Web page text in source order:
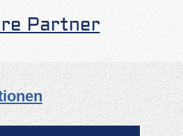
Partner